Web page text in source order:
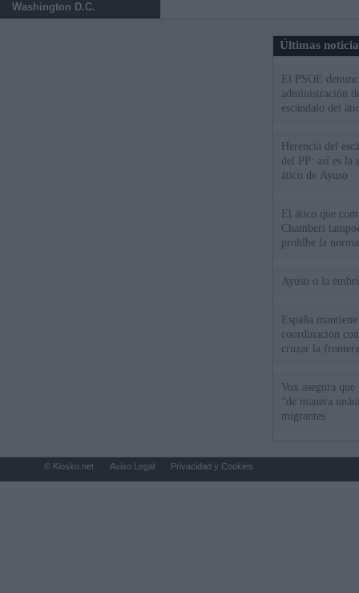
Washington D.C.
Últimas
El PSOE
administración
escándalo del
Herencia del
del PP: así es la
ático de Ayuso
El ático que
Chamberí
prohíbe la
Ayuso o la
España
coordinación
cruzar la
Vox asegura
“de manera
migrantes
© Kiosko.net Aviso Legal Privacidad y Cookies